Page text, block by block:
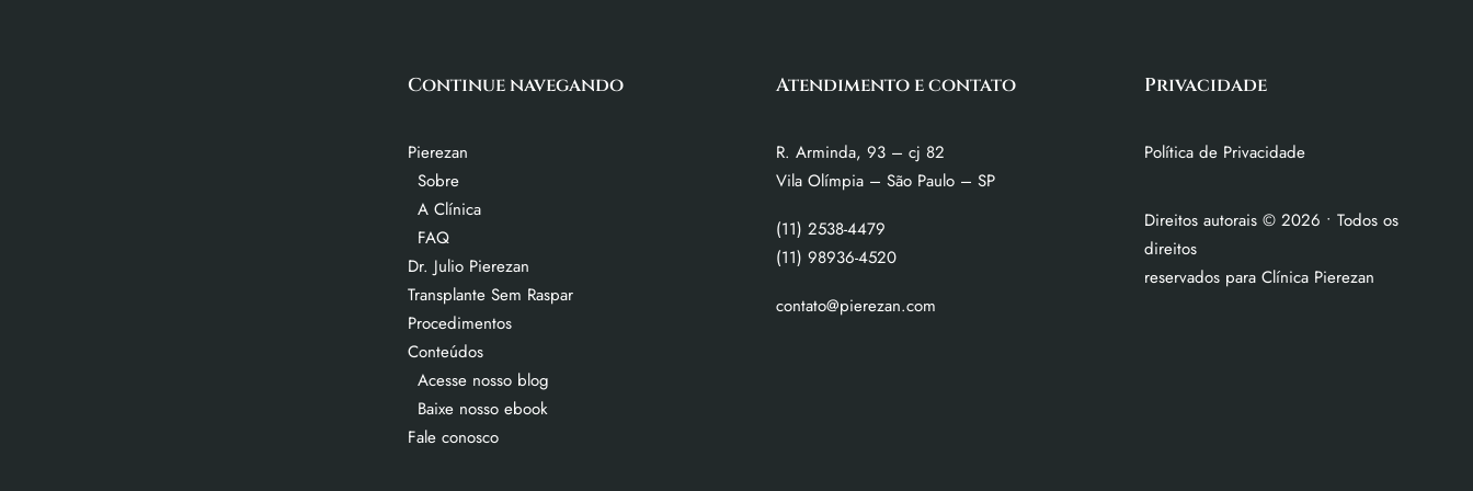
Continue navegando
Pierezan
Sobre
A Clínica
FAQ
Dr. Julio Pierezan
Transplante Sem Raspar
Procedimentos
Conteúdos
Acesse nosso blog
Baixe nosso ebook
Fale conosco
Atendimento e contato
R. Arminda, 93 – cj 82
Vila Olímpia – São Paulo – SP
(11) 2538-4479
(11) 98936-4520
contato@pierezan.com
Privacidade
Política de Privacidade
Direitos autorais © 2026 • Todos os
direitos
reservados para Clínica Pierezan